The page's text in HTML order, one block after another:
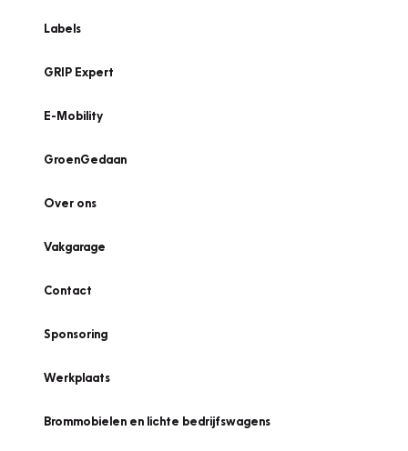
Labels
GRIP Expert
E-Mobility
GroenGedaan
Over ons
Vakgarage
Contact
Sponsoring
Werkplaats
Brommobielen en lichte bedrijfswagens